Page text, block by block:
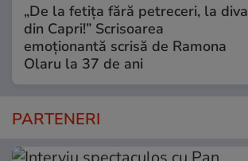
„De la fetița fără petreceri, la diva
din Capri!” Scrisoarea
emoționantă scrisă de Ramona
Olaru la 37 de ani
PARTENERI